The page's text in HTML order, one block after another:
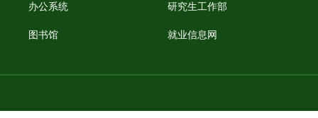
办公系统
图书馆
研究生工作部
就业信息网